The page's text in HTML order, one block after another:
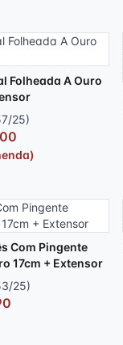
Folheada A Ouro
25)
Com Pingente
17cm + Extensor
25)